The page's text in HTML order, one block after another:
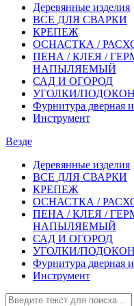
Деревянные изделия
ВСЕ ДЛЯ СВАРКИ
КРЕПЕЖ
ОСНАСТКА /
ПЕНА / КЛЕЯ /
НАПЫЛЯЕМЫЙ
САД И ОГОРОД
УГОЛКИ/
Фурнитура дверная
Инструмент
Везде
Деревянные изделия
ВСЕ ДЛЯ СВАРКИ
КРЕПЕЖ
ОСНАСТКА /
ПЕНА / КЛЕЯ /
НАПЫЛЯЕМЫЙ
САД И ОГОРОД
УГОЛКИ/
Фурнитура дверная
Инструмент